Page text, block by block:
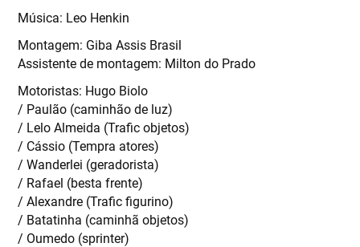
Música: Leo Henkin
Montagem: Giba Assis Brasil
Assistente de montagem: Milton do Prado
Motoristas: Hugo Biolo
/ Paulão (caminhão de luz)
/ Lelo Almeida (Trafic objetos)
/ Cássio (Tempra atores)
/ Wanderlei (geradorista)
/ Rafael (besta frente)
/ Alexandre (Trafic figurino)
/ Batatinha (caminhã objetos)
/ Oumedo (sprinter)